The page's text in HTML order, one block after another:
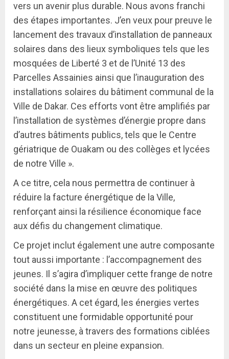
vers un avenir plus durable. Nous avons franchi
des étapes importantes. J’en veux pour preuve le
lancement des travaux d’installation de panneaux
solaires dans des lieux symboliques tels que les
mosquées de Liberté 3 et de l’Unité 13 des
Parcelles Assainies ainsi que l’inauguration des
installations solaires du bâtiment communal de la
Ville de Dakar. Ces efforts vont être amplifiés par
l’installation de systèmes d’énergie propre dans
d’autres bâtiments publics, tels que le Centre
gériatrique de Ouakam ou des collèges et lycées
de notre Ville ».
A ce titre, cela nous permettra de continuer à
réduire la facture énergétique de la Ville,
renforçant ainsi la résilience économique face
aux défis du changement climatique.
Ce projet inclut également une autre composante
tout aussi importante : l’accompagnement des
jeunes. Il s’agira d’impliquer cette frange de notre
société dans la mise en œuvre des politiques
énergétiques. A cet égard, les énergies vertes
constituent une formidable opportunité pour
notre jeunesse, à travers des formations ciblées
dans un secteur en pleine expansion.